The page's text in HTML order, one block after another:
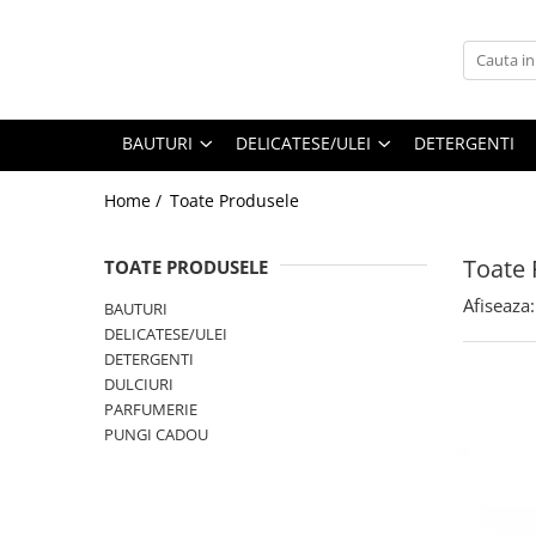
PARFUMURI
BAUTURI DELICATESE/ULEI DETERGENTI
Home / Toate Produsele
Toate
TOATE PRODUSELE
BAUTURI
DELICATESE/ULEI
DETERGENTI
DULCIURI
PARFUMERIE
PUNGI CADOU
Afiseaza: